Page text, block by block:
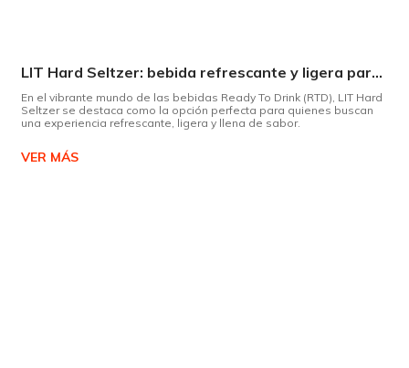
LIT Hard Seltzer: bebida refrescante y ligera para disfrutar de este verano
En el vibrante mundo de las bebidas Ready To Drink (RTD), LIT Hard
Seltzer se destaca como la opción perfecta para quienes buscan
una experiencia refrescante, ligera y llena de sabor.
VER MÁS